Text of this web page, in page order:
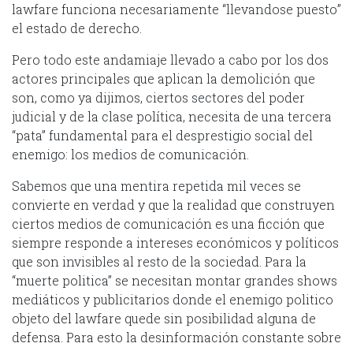
lawfare funciona necesariamente “llevandose puesto”
el estado de derecho.
Pero todo este andamiaje llevado a cabo por los dos
actores principales que aplican la demolición que
son, como ya dijimos, ciertos sectores del poder
judicial y de la clase política, necesita de una tercera
“pata” fundamental para el desprestigio social del
enemigo: los medios de comunicación.
Sabemos que una mentira repetida mil veces se
convierte en verdad y que la realidad que construyen
ciertos medios de comunicación es una ficción que
siempre responde a intereses económicos y políticos
que son invisibles al resto de la sociedad. Para la
“muerte politica” se necesitan montar grandes shows
mediáticos y publicitarios donde el enemigo politico
objeto del lawfare quede sin posibilidad alguna de
defensa. Para esto la desinformación constante sobre